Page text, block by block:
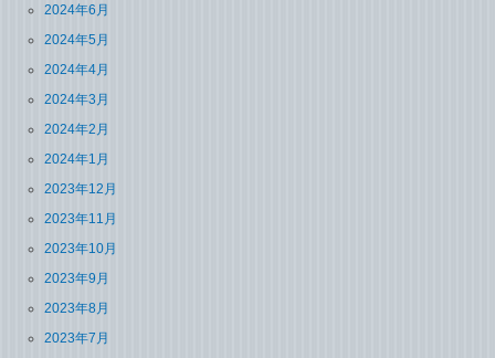
2024年6月
2024年5月
2024年4月
2024年3月
2024年2月
2024年1月
2023年12月
2023年11月
2023年10月
2023年9月
2023年8月
2023年7月